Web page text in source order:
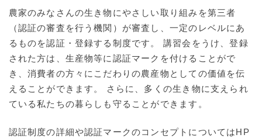
農家のみなさんの生き物にやさしい取り組みを第三者
（認証の審査を行う機関）が審査し、一定のレベルにあ
るものを認証・登録する制度です。 講習会をうけ、登録
された方は、生産物等に認証マークを付けることがで
き、消費者の方々にこだわりの農産物としての価値を伝
えることができます。 さらに、多くの生き物に支えられ
ている私たちの暮らしも守ることができます。
認証制度の詳細や認証マークのコンセプトについてはHP